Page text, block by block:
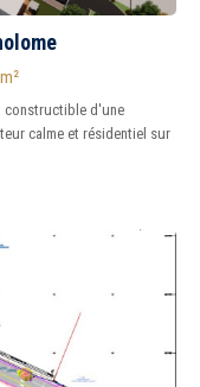
constructible d'une
calme et résidentiel sur